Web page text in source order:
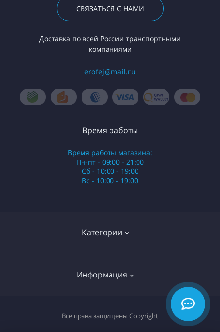
СВЯЗАТЬСЯ С НАМИ
Доставка по всей России транспортными
компаниями
erofej@mail.ru
Категории
Российские сигареты
Информация
Время работы
Время работы магазина:
Пн-пт - 09:00 - 21:00
Сб - 10:00 - 19:00
Вс - 10:00 - 19:00
Все права защищены Copyright